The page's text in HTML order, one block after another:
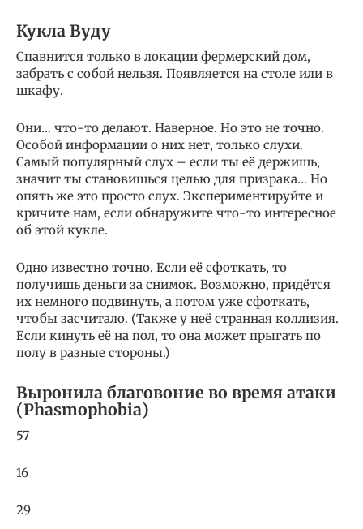
Кукла Вуду
Спавнится только в локации фермерский дом,
забрать с собой нельзя. Появляется на столе или в
шкафу.
Они… что-то делают. Наверное. Но это не точно.
Особой информации о них нет, только слухи.
Самый популярный слух – если ты её держишь,
значит ты становишься целью для призрака… Но
опять же это просто слух. Экспериментируйте и
кричите нам, если обнаружите что-то интересное
об этой кукле.
Одно известно точно. Если её сфоткать, то
получишь деньги за снимок. Возможно, придётся
их немного подвинуть, а потом уже сфоткать,
чтобы засчитало. (Также у неё странная коллизия.
Если кинуть её на пол, то она может прыгать по
полу в разные стороны.)
Выронила благовоние во время атаки
(Phasmophobia)
57
16
29